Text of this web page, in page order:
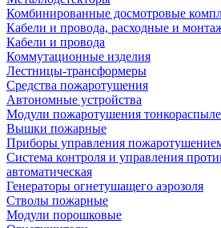
Комбинированные досмотровые
Кабели и провода, расходные и
Кабели и провода
Коммутационные изделия
Лестницы-трансформеры
Средства пожаротушения
Автономные устройства
Модули пожаротушения
Вышки пожарные
Приборы управления
Система контроля и управления
автоматическая
Генераторы огнетушащего аэрозоля
Стволы пожарные
Модули порошковые